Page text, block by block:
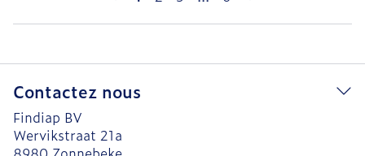
Contactez nous
Findiap BV
Wervikstraat 21a